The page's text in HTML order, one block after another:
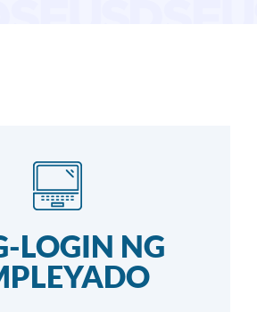
LOGIN NG